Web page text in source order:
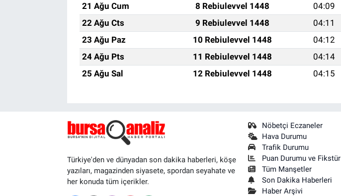
21 Ağu Cum
8 Rebiulevvel 1448 04:09
22 Ağu Cts
9 Rebiulevvel 1448 04:11
23 Ağu Paz
10 Rebiulevvel 1448 04:12
24 Ağu Pts
11 Rebiulevvel 1448 04:14
25 Ağu Sal
12 Rebiulevvel 1448 04:15
Türkiye'den ve dünyadan son dakika haberleri, köşe
yazıları, magazinden siyasete, spordan seyahate ve
her konuda tüm içerikler.
Nöbetçi Eczaneler
Hava Durumu
Trafik Durumu
Puan Durumu ve Fikstür
Tüm Manşetler
Son Dakika Haberleri
Haber Arşivi